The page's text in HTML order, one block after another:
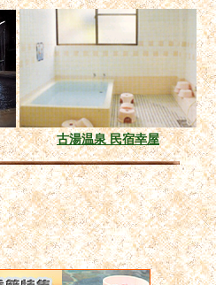
古湯温泉 民宿幸屋